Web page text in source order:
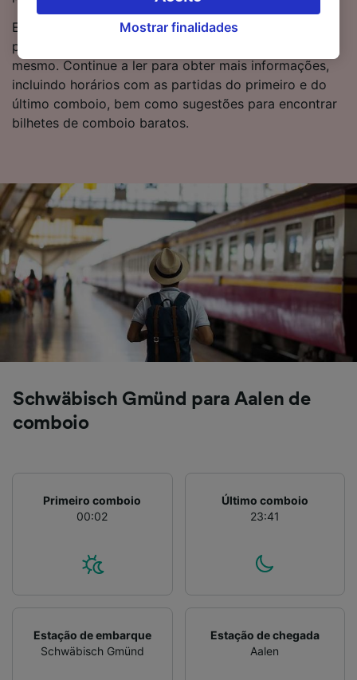
Está pronto para reservar? Comece a sua pesquisa
por bilhetes de comboio baratos connosco hoje
mesmo. Continue a ler para obter mais informações,
incluindo horários com as partidas do primeiro e do
último comboio, bem como sugestões para encontrar
bilhetes de comboio baratos.
Schwäbisch Gmünd para Aalen de
comboio
Primeiro comboio
00:02
Último comboio
23:41
Estação de embarque
Schwäbisch Gmünd
Estação de chegada
Aalen
suas escolhas (incluindo o seu direito se opor
à aplicação do interesse legítimo) clicando
política de privacidade. Estas escolhas serão
sinalizadas aos nossos parceiros e não
afetarão os dados de navegação. Seus dados
não serão utilizados para fins de rastreamento
dados para fornecer:
Usar dados exatos de geolocalização.
Verificar ativamente as características do
dispositivo para identificação. Armazenar e/ou
acessar informações em um dispositivo.
Publicidade e conteúdo personalizados,
medição de publicidade e conteúdo, pesquisa
de público e desenvolvimento de serviços..
Lista de parceiros (fornecedores)
Mostrar finalidades